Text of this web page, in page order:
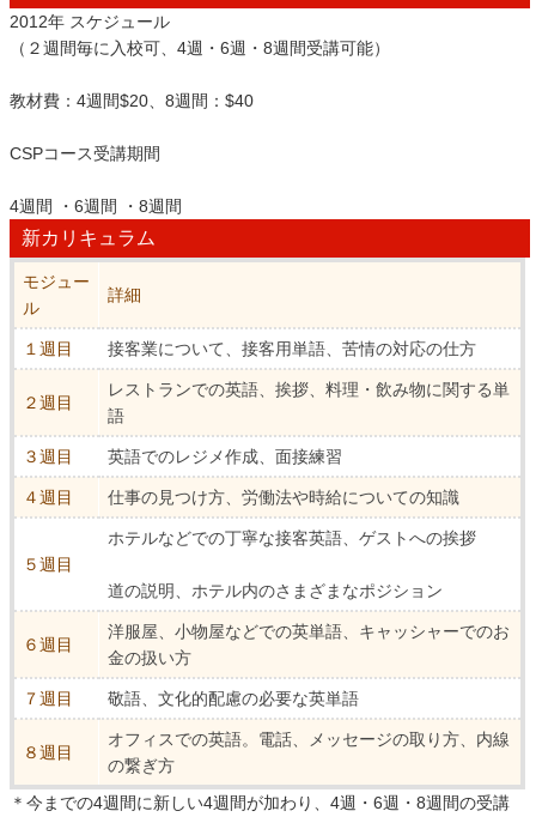
2012年 スケジュール
（２週間毎に入校可、4週・6週・8週間受講可能）
教材費：4週間$20、8週間：$40
CSPコース受講期間
4週間 ・6週間 ・8週間
新カリキュラム
モジュー
ル
詳細
１週目 接客業について、接客用単語、苦情の対応の仕方
２週目
レストランでの英語、挨拶、料理・飲み物に関する単
語
３週目 英語でのレジメ作成、面接練習
４週目 仕事の見つけ方、労働法や時給についての知識
５週目
ホテルなどでの丁寧な接客英語、ゲストへの挨拶
道の説明、ホテル内のさまざまなポジション
６週目
洋服屋、小物屋などでの英単語、キャッシャーでのお
金の扱い方
７週目 敬語、文化的配慮の必要な英単語
８週目
オフィスでの英語。電話、メッセージの取り方、内線
の繋ぎ方
＊今までの4週間に新しい4週間が加わり、4週・6週・8週間の受講